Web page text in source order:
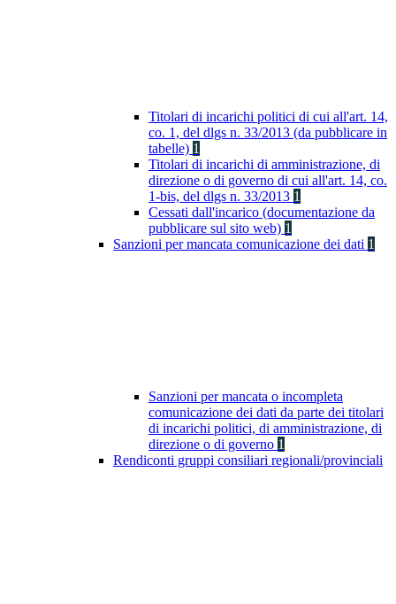
Titolari di incarichi politici di cui all'art. 14,
co. 1, del dlgs n. 33/2013 (da pubblicare in
tabelle) 1
Titolari di incarichi di amministrazione, di
direzione o di governo di cui all'art. 14, co.
1-bis, del dlgs n. 33/2013 1
Cessati dall'incarico (documentazione da
pubblicare sul sito web) 1
Sanzioni per mancata comunicazione dei dati 1
Sanzioni per mancata o incompleta
comunicazione dei dati da parte dei titolari
di incarichi politici, di amministrazione, di
direzione o di governo 1
Rendiconti gruppi consiliari regionali/provinciali